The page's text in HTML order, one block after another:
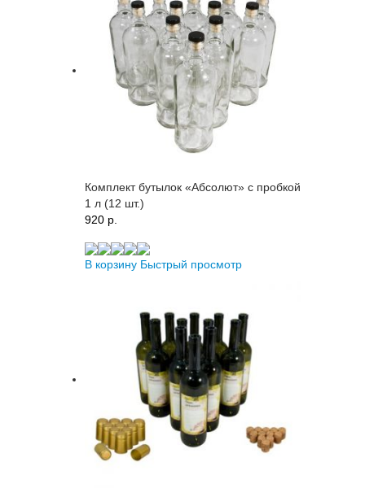
Комплект бутылок «Абсолют» с пробкой
1 л (12 шт.)
920 p.
В корзину Быстрый просмотр